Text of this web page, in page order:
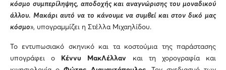
κόσμο συμπερίληψης, αποδοχής και αναγνώρισης του μοναδικού
άλλου. Μακάρι αυτό να το κάνουμε να συμβεί και στον δικό μας
κόσμο», υπογραμμίζει η Στέλλα Μιχαηλίδου.
Το εντυπωσιακό σκηνικό και τα κοστούμια της παράστασης
υπογράφει ο
Κέννυ ΜακΛέλλαν
και τη χορογραφία και